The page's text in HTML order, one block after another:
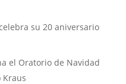
su 20 aniversario
el Oratorio de Navidad